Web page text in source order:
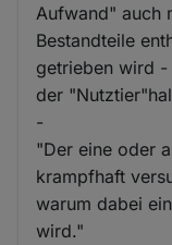
Aufwand" auch
Bestandteile
getrieben wird -
der
-
"Der eine oder
krampfhaft
warum dabei
wird."